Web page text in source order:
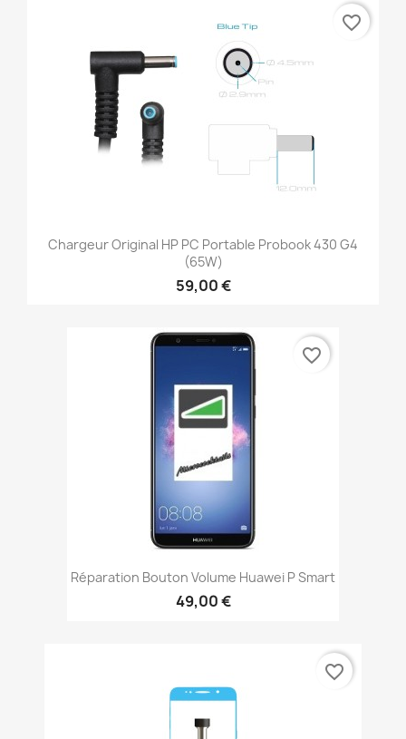
Chargeur Original HP PC Portable Probook 430 G4
(65W)
59,00 €
favorite_border
Réparation Bouton Volume Huawei P Smart
49,00 €
favorite_border
favorite_border